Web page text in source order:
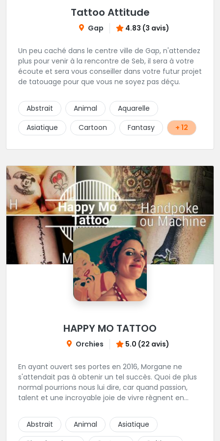
Tattoo Attitude
Gap 4.83 (3 avis)
Un peu caché dans le centre ville de Gap, n'attendez
plus pour venir à la rencontre de Seb, il sera à votre
écoute et sera vous conseiller dans votre futur projet
de tatouage pour que vous ne soyez pas déçu.
Abstrait Animal
Aquarelle
Asiatique
Cartoon Fantasy + 12
HAPPY MO TATTOO
Orchies 5.0 (22 avis)
En ayant ouvert ses portes en 2016, Morgane ne
s'attendait pas à obtenir un tel succès. Quoi de plus
normal pourrions nous lui dire, car quand passion,
talent et une incroyable joie de vivre règnent en
personnes pointer le bout de leurs nez. Si le tatouage
n'est pas l'unique corde qu'elle possède à son arc,
c'est assurément une de ses spécialités! Oldschool,
Abstrait Animal
Asiatique